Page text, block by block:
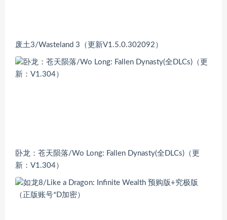
废土3/Wasteland 3（更新V1.5.0.302092）
卧龙：苍天陨落/Wo Long: Fallen Dynasty(全DLCs)（更
新：V1.304）